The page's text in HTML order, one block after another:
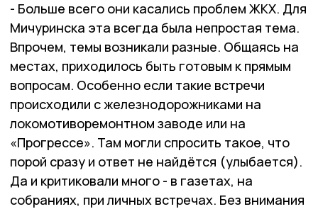
- Больше всего они касались проблем ЖКХ. Для
Мичуринска эта всегда была непростая тема.
Впрочем, темы возникали разные. Общаясь на
местах, приходилось быть готовым к прямым
вопросам. Особенно если такие встречи
происходили с железнодорожниками на
локомотиворемонтном заводе или на
«Прогрессе». Там могли спросить такое, что
порой сразу и ответ не найдётся (улыбается).
Да и критиковали много - в газетах, на
собраниях, при личных встречах. Без внимания